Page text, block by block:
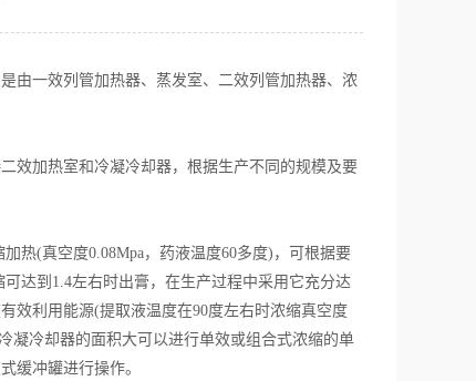
一效列管加热器、蒸发室、二效列管加热器、浓
加热室和冷凝冷却器，根据生产不同的规模及要
热(真空度0.08Mpa，药液温度60多度)，可根据要
达到1.4左右时出膏，在生产过程中采用它充分达
效利用能源(提取液温度在90度左右时浓缩真空度
凝冷却器的面积大可以进行单效或组合式浓缩的单
缓冲罐进行操作。